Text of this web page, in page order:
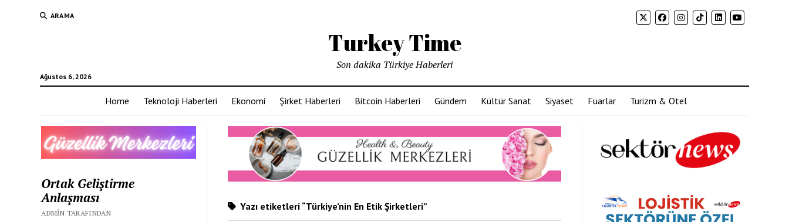
ARAMA
Turkey Time
Ağustos 6, 2026
Son dakika Türkiye Haberleri
Home Teknoloji Haberleri Ekonomi Şirket Haberleri Bitcoin Haberleri Gündem Kültür Sanat Siyaset Fuarlar Turizm & Otel
Ortak Geliştirme
Anlaşması
ADMIN TARAFINDAN
Yazı etiketleri “Türkiye’nin En Etik Şirketleri”